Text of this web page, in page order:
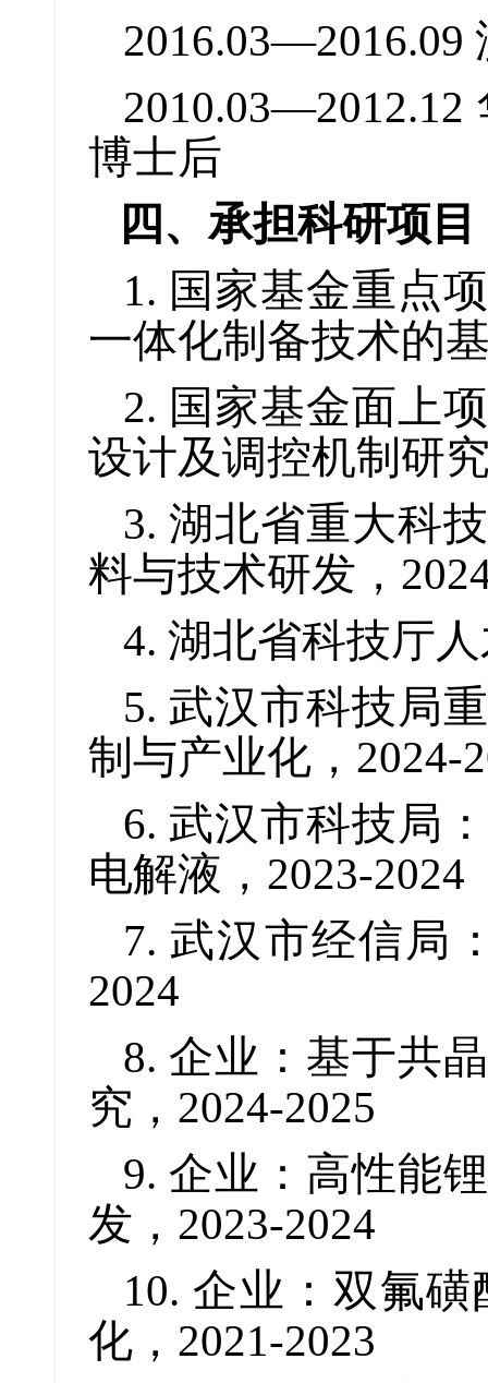
2016.03—2016.09
博士后
四、承担科研项目
1. 国家基金重点
一体化制备技术的
2. 国家基金面上
设计及调控机制研
3. 湖北省重大科
料与技术研发，
4. 湖北省科技厅
5. 武汉市科技局
制与产业化，2024-
6. 武汉市科技局
电解液，2023-2024
7. 武汉市经信局
2024
8. 企业：基于共
究，2024-2025
9. 企业：高性能
发，2023-2024
10. 企业：双氟
化，2021-2023